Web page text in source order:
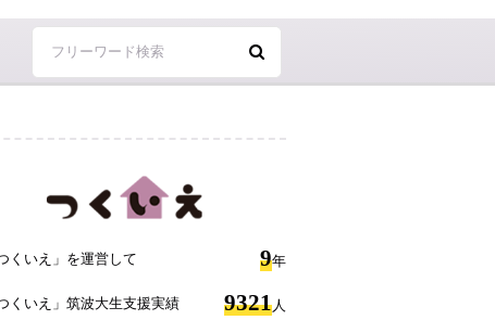
くいえ」を運営して 9年
つくいえ」筑波大生支援実績 9321 人